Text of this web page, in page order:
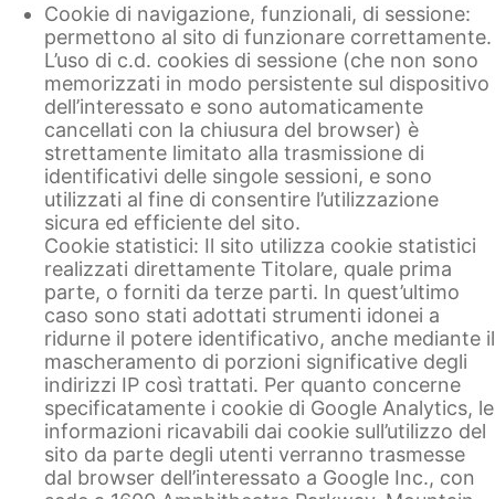
Cookie di navigazione, funzionali, di sessione:
permettono al sito di funzionare correttamente.
L’uso di c.d. cookies di sessione (che non sono
memorizzati in modo persistente sul dispositivo
dell’interessato e sono automaticamente
cancellati con la chiusura del browser) è
strettamente limitato alla trasmissione di
identificativi delle singole sessioni, e sono
utilizzati al fine di consentire l’utilizzazione
sicura ed efficiente del sito.
Cookie statistici: Il sito utilizza cookie statistici
realizzati direttamente Titolare, quale prima
parte, o forniti da terze parti. In quest’ultimo
caso sono stati adottati strumenti idonei a
ridurne il potere identificativo, anche mediante il
mascheramento di porzioni significative degli
indirizzi IP così trattati. Per quanto concerne
specificatamente i cookie di Google Analytics, le
informazioni ricavabili dai cookie sull’utilizzo del
sito da parte degli utenti verranno trasmesse
dal browser dell’interessato a Google Inc., con